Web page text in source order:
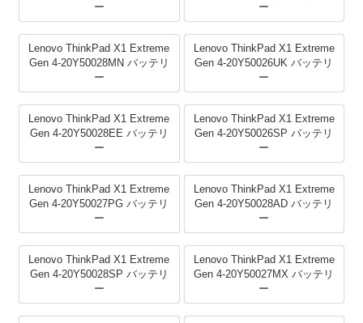
ー
ー
Lenovo ThinkPad X1 Extreme
Gen 4-20Y50028MN バッテリ
ー
Lenovo ThinkPad X1 Extreme
Gen 4-20Y50026UK バッテリ
ー
Lenovo ThinkPad X1 Extreme
Gen 4-20Y50028EE バッテリ
ー
Lenovo ThinkPad X1 Extreme
Gen 4-20Y50026SP バッテリ
ー
Lenovo ThinkPad X1 Extreme
Gen 4-20Y50027PG バッテリ
ー
Lenovo ThinkPad X1 Extreme
Gen 4-20Y50028AD バッテリ
ー
Lenovo ThinkPad X1 Extreme
Gen 4-20Y50028SP バッテリ
ー
Lenovo ThinkPad X1 Extreme
Gen 4-20Y50027MX バッテリ
ー